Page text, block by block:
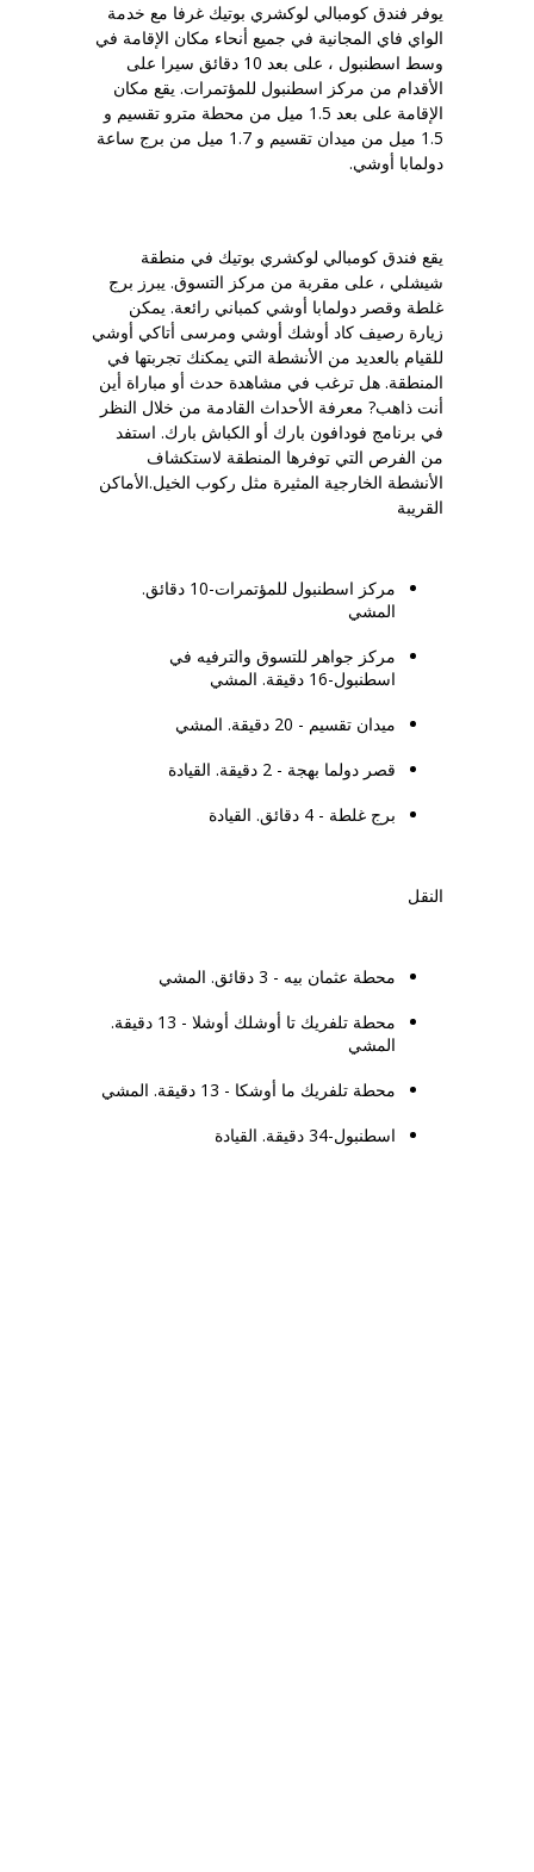
يوفر فندق كومبالي لوكشري بوتيك غرفا مع خدمة
الواي فاي المجانية في جميع أنحاء مكان الإقامة في
وسط اسطنبول ، على بعد 10 دقائق سيرا على
الأقدام من مركز اسطنبول للمؤتمرات. يقع مكان
الإقامة على بعد 1.5 ميل من محطة مترو تقسيم و
1.5 ميل من ميدان تقسيم و 1.7 ميل من برج ساعة
دولمابا أوشي.
يقع فندق كومبالي لوكشري بوتيك في منطقة
شيشلي ، على مقربة من مركز التسوق. يبرز برج
غلطة وقصر دولمابا أوشي كمباني رائعة. يمكن
زيارة رصيف كاد أوشك أوشي ومرسى أتاكي أوشي
للقيام بالعديد من الأنشطة التي يمكنك تجربتها في
المنطقة. هل ترغب في مشاهدة حدث أو مباراة أين
أنت ذاهب? معرفة الأحداث القادمة من خلال النظر
في برنامج فودافون بارك أو الكباش بارك. استفد
من الفرص التي توفرها المنطقة لاستكشاف
الأنشطة الخارجية المثيرة مثل ركوب الخيل.الأماكن
القريبة
مركز اسطنبول للمؤتمرات-10 دقائق.
المشي
مركز جواهر للتسوق والترفيه في
اسطنبول-16 دقيقة. المشي
ميدان تقسيم - 20 دقيقة. المشي
قصر دولما بهجة - 2 دقيقة. القيادة
برج غلطة - 4 دقائق. القيادة
النقل
محطة عثمان بيه - 3 دقائق. المشي
محطة تلفريك تا أوشلك أوشلا - 13 دقيقة.
المشي
محطة تلفريك ما أوشكا - 13 دقيقة. المشي
اسطنبول-34 دقيقة. القيادة